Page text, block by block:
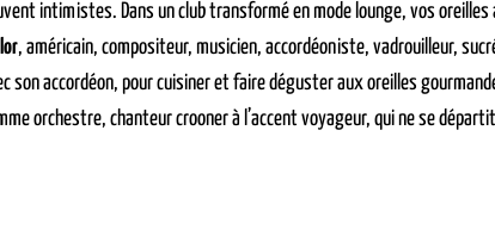
intimistes. Dans un club transformé en mode lounge, vos
, américain, compositeur, musicien, accordéoniste, vadrouilleur,
son accordéon, pour cuisiner et faire déguster aux oreilles
orchestre, chanteur crooner à l’accent voyageur, qui ne se